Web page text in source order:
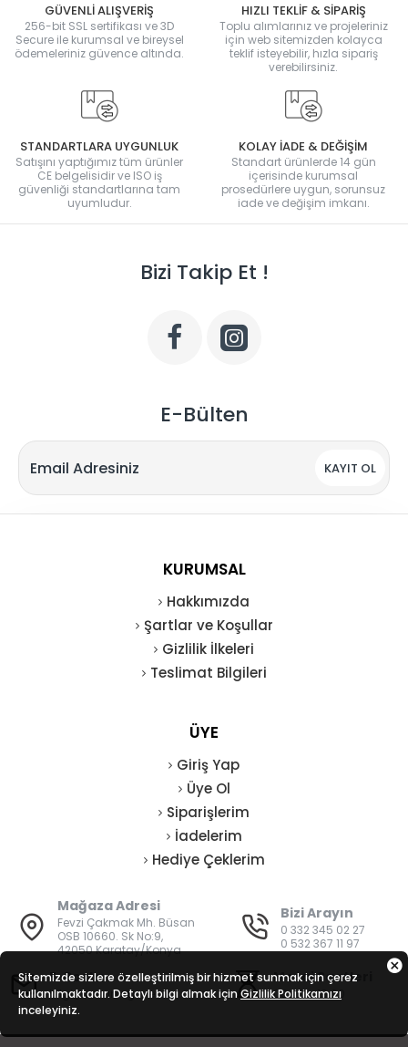
GÜVENLİ ALIŞVERİŞ
256-bit SSL sertifikası ve 3D
Secure ile kurumsal ve bireysel
ödemeleriniz güvence altında.
HIZLI TEKLİF & SİPARİŞ
Toplu alımlarınız ve projeleriniz
için web sitemizden kolayca
teklif isteyebilir, hızla sipariş
verebilirsiniz.
STANDARTLARA UYGUNLUK
Satışını yaptığımız tüm ürünler
CE belgelisidir ve ISO iş
güvenliği standartlarına tam
uyumludur.
KOLAY İADE & DEĞİŞİM
Standart ürünlerde 14 gün
içerisinde kurumsal
prosedürlere uygun, sorunsuz
iade ve değişim imkanı.
Bizi Takip Et !
E-Bülten
KAYIT OL
KURUMSAL
Hakkımızda
Şartlar ve Koşullar
Gizlilik İlkeleri
Teslimat Bilgileri
ÜYE
Giriş Yap
Üye Ol
Siparişlerim
İadelerim
Hediye Çeklerim
Mağaza Adresi
Fevzi Çakmak Mh. Büsan
OSB 10660. Sk No:9,
42050 Karatay/Konya
Bizi Arayın
0 332 345 02 27
0 532 367 11 97
E-Posta
bilgi@vatanisguvenligi.com
Mesai Saatleri
08:00 - 19:00
Sitemizde sizlere özelleştirilmiş bir hizmet sunmak için çerez
kullanılmaktadır. Detaylı bilgi almak için Gizlilik Politikamızı
inceleyiniz.